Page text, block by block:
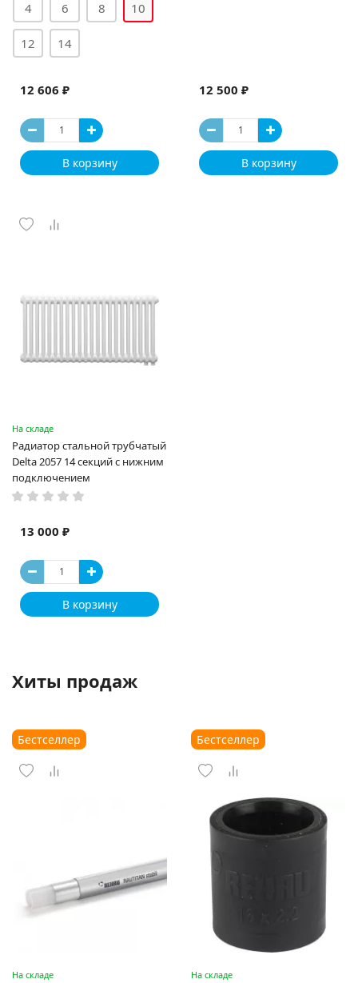
4 6 8 10
12 14
12 606 ₽
В корзину
12 500 ₽
В корзину
На складе
Радиатор стальной трубчатый
Delta 2057 14 секций с нижним
подключением
13 000 ₽
В корзину
Хиты продаж
Бестселлер
На складе
Бестселлер
На складе